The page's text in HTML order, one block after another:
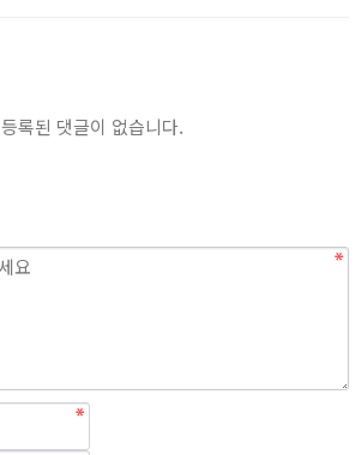
등록된 댓글이 없습니다.